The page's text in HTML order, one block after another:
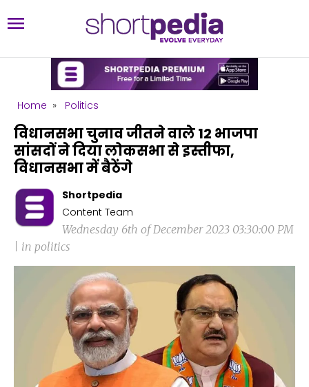
Home » Politics
विधानसभा चुनाव जीतने वाले 12 भाजपा
सांसदों ने दिया लोकसभा से इस्तीफा,
विधानसभा में बैठेंगे
Shortpedia
Content Team
Wednesday 6th of December 2023 03:30:00 PM
| in politics